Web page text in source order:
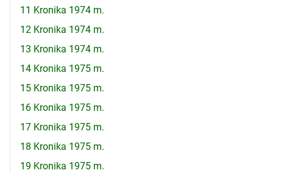
11 Kronika 1974 m.
12 Kronika 1974 m.
13 Kronika 1974 m.
14 Kronika 1975 m.
15 Kronika 1975 m.
16 Kronika 1975 m.
17 Kronika 1975 m.
18 Kronika 1975 m.
19 Kronika 1975 m.